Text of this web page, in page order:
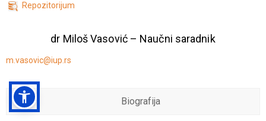
Repozitorijum
dr Miloš Vasović – Naučni saradnik
m.vasovic@iup.rs
Biografija